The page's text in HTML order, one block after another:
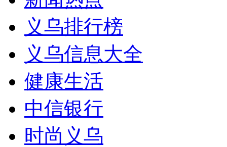
义乌排行榜
义乌信息大全
健康生活
中信银行
时尚义乌